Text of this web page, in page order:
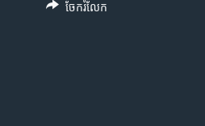
ព្រឹត្តិការណ៍ព័ត៌មាន
ចែករំលែក